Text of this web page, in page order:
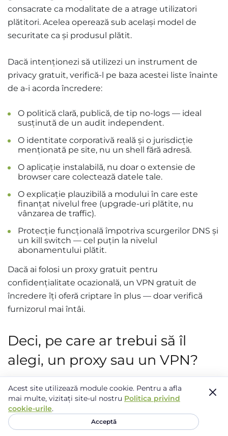
consacrate ca modalitate de a atrage utilizatori
plătitori. Acelea operează sub același model de
securitate ca și produsul plătit.
Dacă intenționezi să utilizezi un instrument de
privacy gratuit, verifică-l pe baza acestei liste înainte
de a-i acorda încredere:
O politică clară, publică, de tip no-logs — ideal
susținută de un audit independent.
O identitate corporativă reală și o jurisdicție
menționată pe site, nu un shell fără adresă.
O aplicație instalabilă, nu doar o extensie de
browser care colectează datele tale.
O explicație plauzibilă a modului în care este
finanțat nivelul free (upgrade-uri plătite, nu
vânzarea de traffic).
Protecție funcțională împotriva scurgerilor DNS și
un kill switch — cel puțin la nivelul
abonamentului plătit.
Dacă ai folosi un proxy gratuit pentru
confidențialitate ocazională, un VPN gratuit de
încredere îți oferă criptare în plus — doar verifică
furnizorul mai întâi.
Deci, pe care ar trebui să îl
alegi, un proxy sau un VPN?
Există multe tipuri diferite de proxies, fiecare
construit pentru o nevoie specifică. Proxies sunt de
obicei mai rapide deoarece sar peste criptare — iar
pentru sarcinile care nu implică mize de
Acest site utilizează module cookie. Pentru a afla
mai multe, vizitați site-ul nostru Politica privind
cookie-urile.
Acceptă